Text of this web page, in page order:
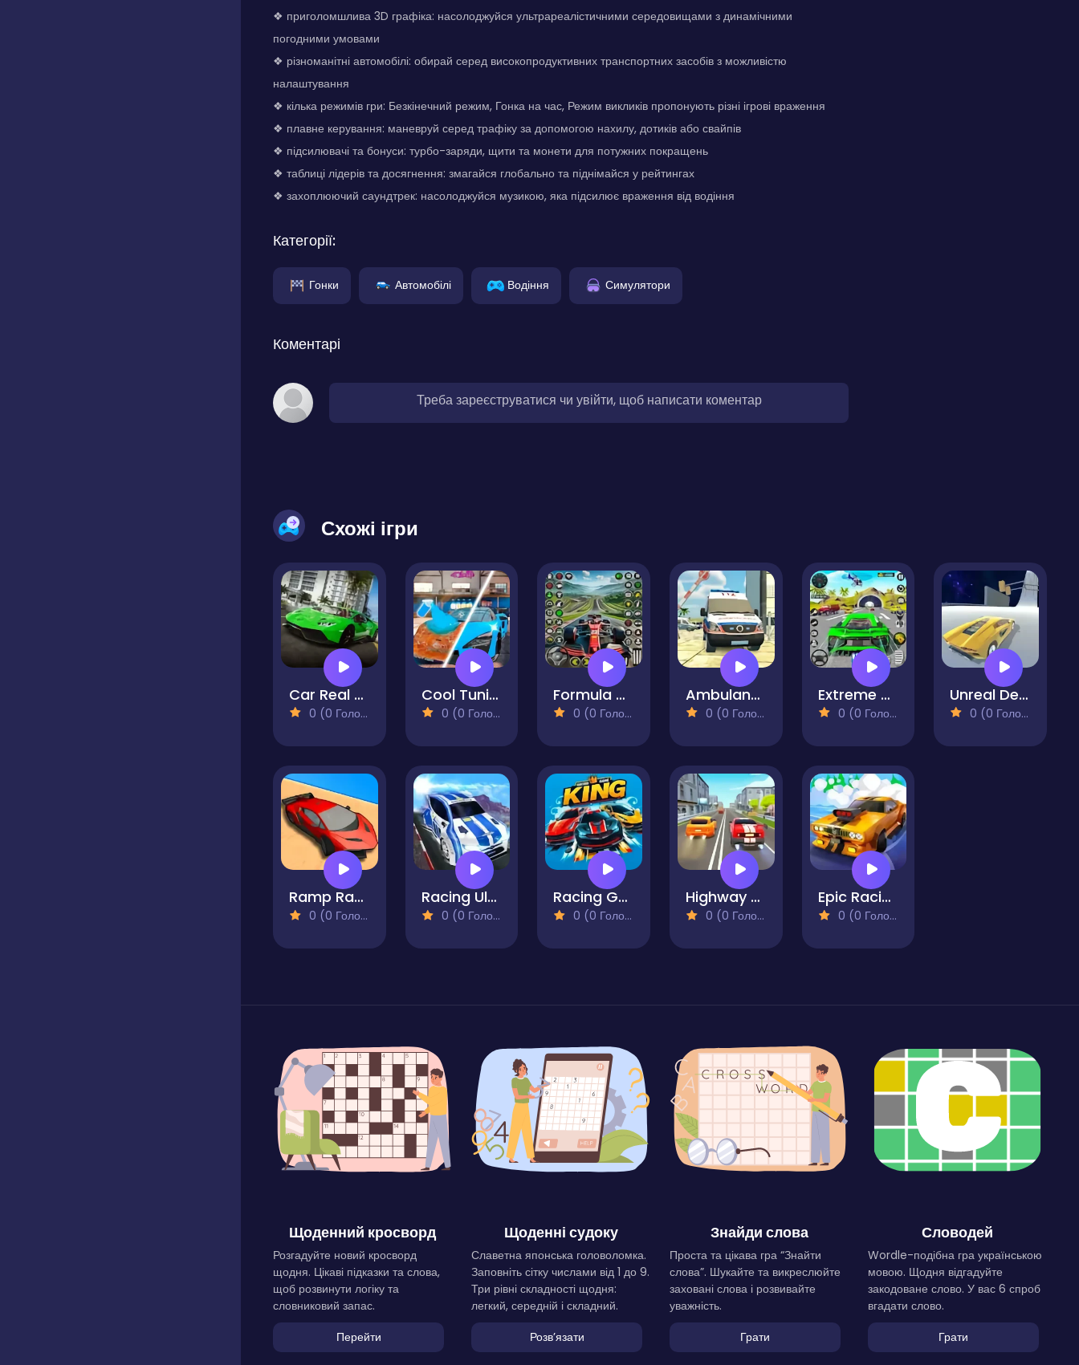
❖ приголомшлива 3D графіка: насолоджуйся ультрареалістичними середовищами з динамічними
погодними умовами
❖ різноманітні автомобілі: обирай серед високопродуктивних транспортних засобів з можливістю
налаштування
❖ кілька режимів гри: Безкінечний режим, Гонка на час, Режим викликів пропонують різні ігрові враження
❖ плавне керування: маневруй серед трафіку за допомогою нахилу, дотиків або свайпів
❖ підсилювачі та бонуси: турбо-заряди, щити та монети для потужних покращень
❖ таблиці лідерів та досягнення: змагайся глобально та піднімайся у рейтингах
❖ захоплюючий саундтрек: насолоджуйся музикою, яка підсилює враження від водіння
Категорії:
Гонки Автомобілі Водіння Симулятори
Коментарі
Треба зареєструватися чи увійти, щоб написати коментар
Схожі ігри
Car Real Simulator
0 (0 Голосів)
Cool Tuning - Paint the Car
0 (0 Голосів)
Formula Car Racing Games Real
0 (0 Голосів)
Ambulance Driving Simulator
0 (0 Голосів)
Extreme Car City Driving
0 (0 Голосів)
Unreal Descent 2 - Race
0 (0 Голосів)
Ramp Racing
0 (0 Голосів)
Racing Ultimate
0 (0 Голосів)
Racing Game King HP
0 (0 Голосів)
Highway Car Traffic Racer
0 (0 Голосів)
Epic Racing - Descent on Cars
0 (0 Голосів)
Щоденний кросворд
Розгадуйте новий кросворд
щодня. Цікаві підказки та слова,
щоб розвинути логіку та
словниковий запас.
Перейти
Щоденні судоку
Славетна японська головоломка.
Заповніть сітку числами від 1 до 9.
Три рівні складності щодня:
легкий, середній і складний.
Розвʼязати
Знайди слова
Проста та цікава гра “Знайти
слова”. Шукайте та викреслюйте
заховані слова і розвивайте
уважність.
Грати
Словодей
Wordle-подібна гра українською
мовою. Щодня відгадуйте
закодоване слово. У вас 6 спроб
вгадати слово.
Грати